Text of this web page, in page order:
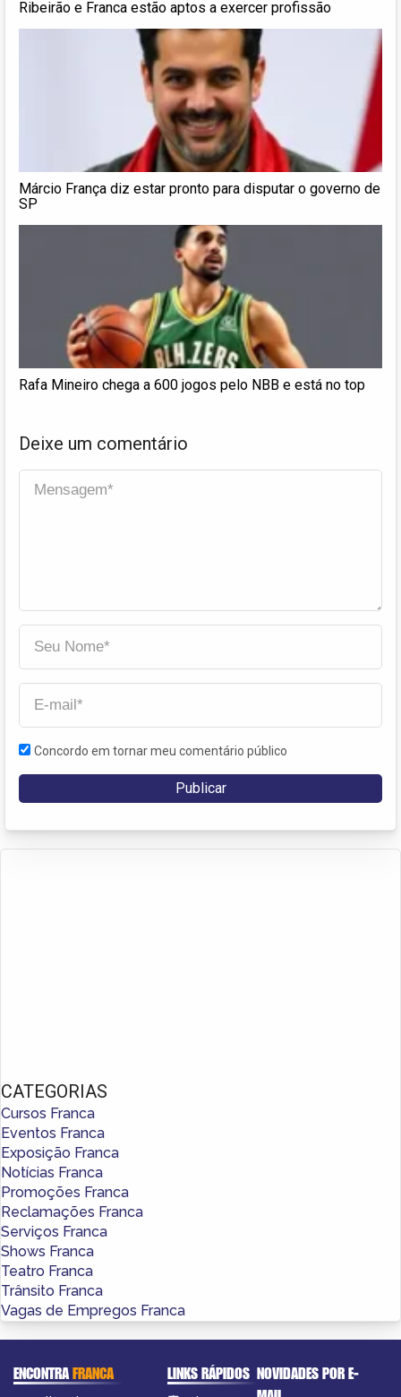
Ribeirão e Franca estão aptos a exercer profissão
Márcio França diz estar pronto para disputar o governo de
SP
Rafa Mineiro chega a 600 jogos pelo NBB e está no top
Deixe um comentário
Concordo em tornar meu comentário público
CATEGORIAS
Cursos Franca
Eventos Franca
Exposição Franca
Notícias Franca
Promoções Franca
Reclamações Franca
Serviços Franca
Shows Franca
Teatro Franca
Trânsito Franca
Vagas de Empregos Franca
ENCONTRAFRANCA LINKS RÁPIDOS NOVIDADES POR E-